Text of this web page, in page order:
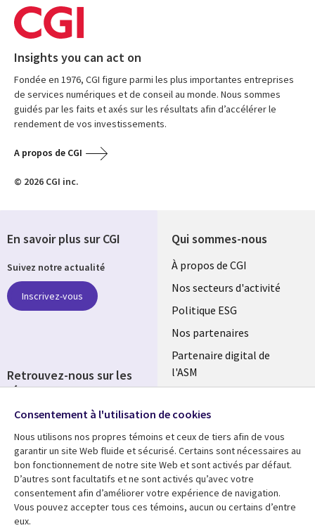
Insights you can act on
Fondée en 1976, CGI figure parmi les plus importantes entreprises
de services numériques et de conseil au monde. Nous sommes
guidés par les faits et axés sur les résultats afin d’accélérer le
rendement de vos investissements.
A propos de CGI
© 2026 CGI inc.
Qui sommes-nous
Useful
links
FRANCE
À propos de CGI
Nos secteurs d'activité
Politique ESG
Nos partenaires
Partenaire digital de
l'ASM
Fusions
Ressources
Library
Articles
Support
Legal
Accessibilité
En savoir plus sur CGI
Suivez notre actualité
Inscrivez-vous
Retrouvez-nous sur les
réseaux
Social
Media
FRANCE
Consentement à l'utilisation de cookies
Nous utilisons nos propres témoins et ceux de tiers afin de vous
garantir un site Web fluide et sécurisé. Certains sont nécessaires au
bon fonctionnement de notre site Web et sont activés par défaut.
D’autres sont facultatifs et ne sont activés qu’avec votre
consentement afin d’améliorer votre expérience de navigation.
Vous pouvez accepter tous ces témoins, aucun ou certains d’entre
eux.